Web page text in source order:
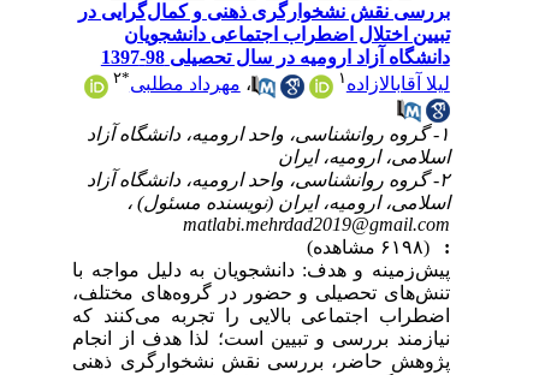
بررسی نقش نشخوارگری ذهنی و کمال‌گرایی در
تبیین اختلال اضطراب اجتماعی دانشجویان
دانشگاه آزاد ارومیه در سال تحصیلی 98-1397
لیلا آقابالازاده۱ ،مهرداد مطلبی ۲
۱- گروه روانشناسی، واحد ارومیه، دانشگاه آزاد
اسلامی، ارومیه،‌ ایران
۲- گروه روانشناسی، واحد ارومیه، دانشگاه آزاد
اسلامی، ارومیه،‌ ایران (نویسنده مسئول) ،
matlabi.mehrdad2019@gmail.com
پیش‌زمینه و هدف: دانشجویان به دلیل مواجه با
تنش‌های تحصیلی و حضور در گروه‌های مختلف،
اضطراب اجتماعی بالایی را تجربه می‌کنند که
نیازمند بررسی و تبیین است؛ لذا هدف از انجام
پژوهش حاضر، بررسی نقش نشخوارگری ذهنی